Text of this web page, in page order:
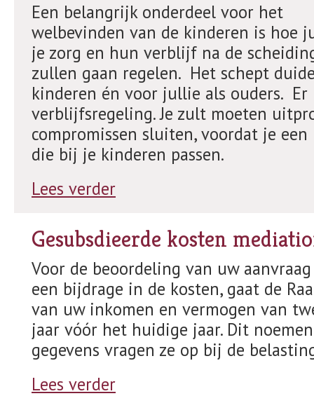
Een belangrijk onderdeel voor het
welbevinden van de kinderen is hoe
je zorg en hun verblijf na de
zullen gaan regelen. Het schept
kinderen én voor jullie als ouders. Er
verblijfsregeling. Je zult moeten
compromissen sluiten, voordat je
die bij je kinderen passen.
Lees verder
Gesubsdieerde kosten
Voor de beoordeling van uw
een bijdrage in de kosten, gaat de
van uw inkomen en vermogen van
jaar vóór het huidige jaar. Dit
gegevens vragen ze op bij de
Lees verder